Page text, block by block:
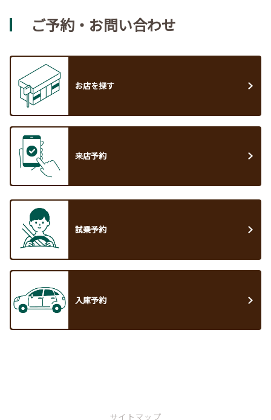
ご予約・お問い合わせ
お店を探す
来店予約
試乗予約
入庫予約
サイトマップ